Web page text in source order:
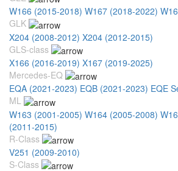
W166 (2015-2018) W167 (2018-2022)
GLK
X204 (2008-2012) X204 (2012-2015)
GLS-class
X166 (2016-2019) X167 (2019-2025)
Mercedes-EQ
EQA (2021-2023) EQB (2021-2023) EQE
ML
W163 (2001-2005) W164 (2005-2008)
(2011-2015)
R-Class
V251 (2009-2010)
S-Class